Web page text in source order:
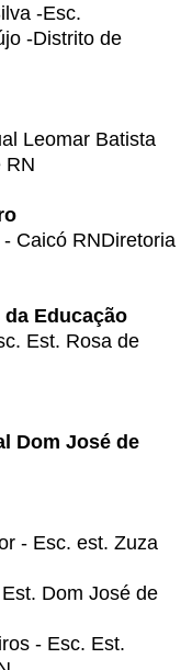
-Esc.
-Distrito de
Leomar Batista
RN
Caicó RNDiretoria
Educação
Est. Rosa de
Dom José de
- Esc. est. Zuza
Dom José de
- Esc. Est.